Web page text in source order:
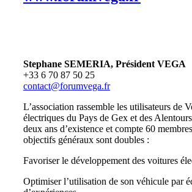
Stephane SEMERIA, Président VEGA
+33 6 70 87 50 25
contact@forumvega.fr
L’association rassemble les utilisateurs de
électriques du Pays de Gex et des
deux ans d’existence et compte 60
objectifs généraux sont doubles :
Favoriser le développement des voitures
Optimiser l’utilisation de son véhicule par